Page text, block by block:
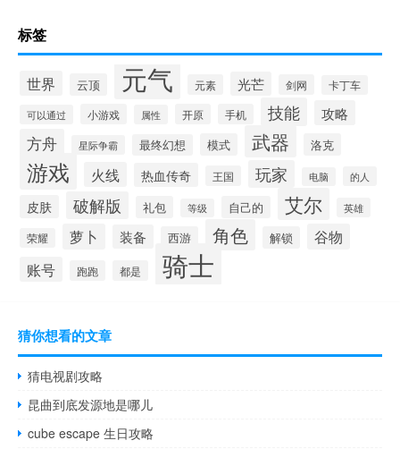
标签
世界 云顶 元气 元素 光芒 剑网 卡丁车
可以通过 小游戏 属性 开原 手机 技能 攻略
方舟 星际争霸 最终幻想 模式 武器 洛克
游戏 火线 热血传奇 王国 玩家 电脑 的人
皮肤 破解版 礼包 等级 自己的 艾尔 英雄
荣耀 萝卜 装备 西游 角色 解锁 谷物
账号 跑跑 都是 骑士
猜你想看的文章
猜电视剧攻略
昆曲到底发源地是哪儿
cube escape 生日攻略